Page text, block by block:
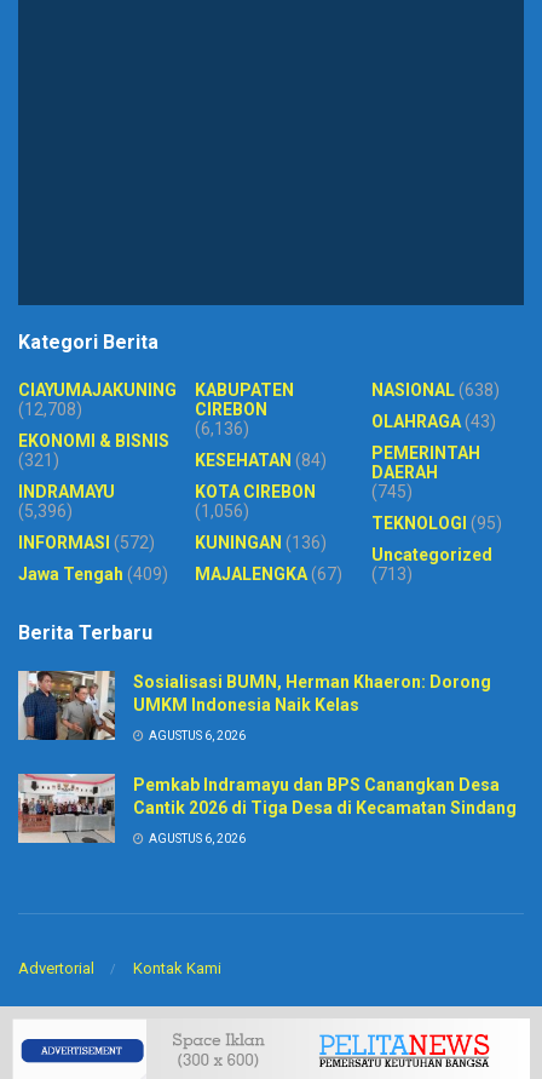
Kategori Berita
CIAYUMAJAKUNING
(12,708)
EKONOMI & BISNIS
(321)
INDRAMAYU
(5,396)
INFORMASI (572)
Jawa Tengah (409)
KABUPATEN
CIREBON
(6,136)
KESEHATAN (84)
KOTA CIREBON
(1,056)
KUNINGAN (136)
MAJALENGKA(67)
NASIONAL(638)
OLAHRAGA(43)
PEMERINTAH
DAERAH
(745)
TEKNOLOGI (95)
Uncategorized
(713)
Berita Terbaru
Sosialisasi BUMN, Herman Khaeron: Dorong
UMKM Indonesia Naik Kelas
AGUSTUS 6, 2026
Pemkab Indramayu dan BPS Canangkan Desa
Cantik 2026 di Tiga Desa di Kecamatan Sindang
AGUSTUS 6, 2026
Advertorial Kontak Kami
PT. Sinar BIntang Intermedia. Developed byCV
Arkitech.